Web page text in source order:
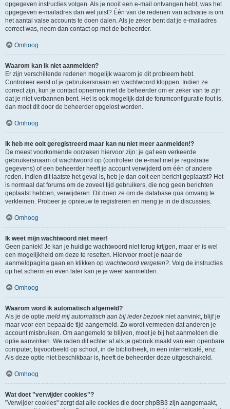
opgegeven instructies volgen. Als je nooit een e-mail ontvangen hebt, was het
opgegeven e-mailadres dan wel juist? Één van de redenen van activatie is om
het aantal valse accounts te doen dalen. Als je zeker bent dat je e-mailadres
correct was, neem dan contact op met de beheerder.
Omhoog
Waarom kan ik niet aanmelden?
Er zijn verschillende redenen mogelijk waarom je dit probleem hebt.
Controleer eerst of je gebruikersnaam en wachtwoord kloppen. Indien ze
correct zijn, kun je contact opnemen met de beheerder om er zeker van te zijn
dat je niet verbannen bent. Het is ook mogelijk dat de forumconfiguratie fout is,
dan moet dit door de beheerder opgelost worden.
Omhoog
Ik heb me ooit geregistreerd maar kan nu niet meer aanmelden!?
De meest voorkomende oorzaken hiervoor zijn: je gaf een verkeerde
gebruikersnaam of wachtwoord op (controleer de e-mail met je registratie
gegevens) of een beheerder heeft je account verwijderd om één of andere
reden. Indien dit laatste het geval is, heb je dan ooit een bericht geplaatst? Het
is normaal dat forums om de zoveel tijd gebruikers, die nog geen berichten
geplaatst hebben, verwijderen. Dit doen ze om de database qua omvang te
verkleinen. Probeer je opnieuw te registreren en meng je in de discussies.
Omhoog
Ik weet mijn wachtwoord niet meer!
Geen paniek! Je kan je huidige wachtwoord niet terug krijgen, maar er is wel
een mogelijkheid om deze te resetten. Hiervoor moet je naar de
aanmeldpagina gaan en klikken op wachtwoord vergeten?. Volg de instructies
op het scherm en even later kan je je weer aanmelden.
Omhoog
Waarom word ik automatisch afgemeld?
Als je de optie meld mij automatisch aan bij ieder bezoekniet aanvinkt, blijf je
maar voor een bepaalde tijd aangemeld. Zo wordt vermeden dat anderen je
account misbruiken. Om aangemeld te blijven, moet je bij het aanmelden die
optie aanvinken. We raden dit echter af als je gebruik maakt van een openbare
computer, bijvoorbeeld op school, in de bibliotheek, in een internetcafé, enz.
Als deze optie niet beschikbaar is, heeft de beheerder deze uitgeschakeld.
Omhoog
Wat doet "verwijder cookies"?
"Verwijder cookies" zorgt dat alle cookies die door phpBB3 zijn aangemaakt,